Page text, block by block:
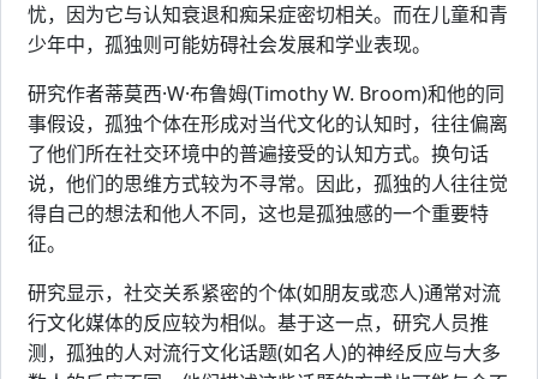
忧，因为它与认知衰退和痴呆症密切相关。而在儿童和青
少年中，孤独则可能妨碍社会发展和学业表现。
研究作者蒂莫西·W·布鲁姆(Timothy W. Broom)和他的同
事假设，孤独个体在形成对当代文化的认知时，往往偏离
了他们所在社交环境中的普遍接受的认知方式。换句话
说，他们的思维方式较为不寻常。因此，孤独的人往往觉
得自己的想法和他人不同，这也是孤独感的一个重要特
征。
研究显示，社交关系紧密的个体(如朋友或恋人)通常对流
行文化媒体的反应较为相似。基于这一点，研究人员推
测，孤独的人对流行文化话题(如名人)的神经反应与大多